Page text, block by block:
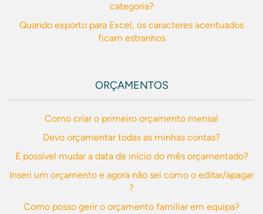
categoria?
Quando exporto para Excel, os caracteres acentuados
ficam estranhos
ORÇAMENTOS
Como criar o primeiro orçamento mensal
Devo orçamentar todas as minhas contas?
É possível mudar a data de início do mês orçamentado?
Inseri um orçamento e agora não sei como o editar/apagar
?
Como posso gerir o orçamento familiar em equipa?